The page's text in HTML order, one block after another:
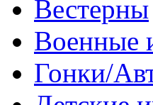
Вестерны
Военные
Гонки/